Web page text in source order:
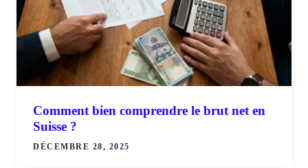
Comment bien comprendre le brut net en
Suisse ?
DÉCEMBRE 28, 2025